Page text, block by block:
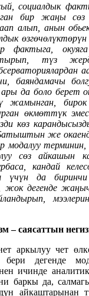
социалдык
бир жаңы
алып, анын
фактыга,
түз
баяндамачы
да боло берет
жамынган,
өкмөттүк
көз
же
модалуу терминин,
сөз айкашын
кандай
үчүн да биринчи
жок дегенде
– саясаттын
аркылуу чет
бери дегенде
ичинде
баркы да,
айкаштарынан